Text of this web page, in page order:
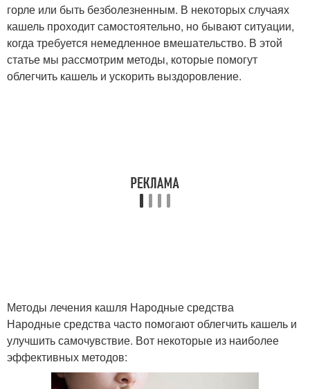
Дыхательные пути
Упражнения для
восстановления
горле или быть безболезненным. В некоторых случаях
кашель проходит самостоятельно, но бывают ситуации,
когда требуется немедленное вмешательство. В этой
статье мы рассмотрим методы, которые помогут
облегчить кашель и ускорить выздоровление.
Методы лечения кашля Народные средства
Народные средства часто помогают облегчить кашель и
улучшить самочувствие. Вот некоторые из наиболее
эффективных методов: